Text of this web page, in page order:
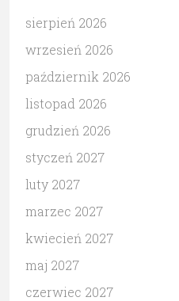
sierpień 2026
wrzesień 2026
październik 2026
listopad 2026
grudzień 2026
styczeń 2027
luty 2027
marzec 2027
kwiecień 2027
maj 2027
czerwiec 2027